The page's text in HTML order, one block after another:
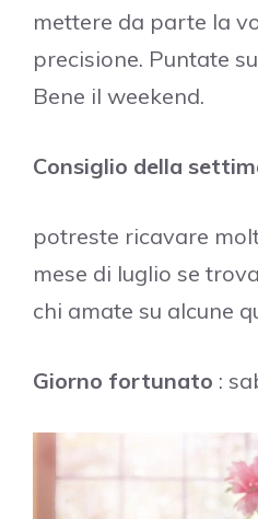
mettere da parte la
precisione. Puntate
Bene il weekend.
Consiglio della
potreste ricavare
mese di luglio se
chi amate su alcune
Giorno fortunato :